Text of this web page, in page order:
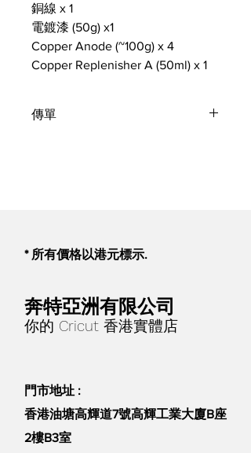
銅線 x 1
電鍍漆 (50g) x1
Copper Anode (~100g) x 4
Copper Replenisher A (50ml) x 1
(5L) x 1
傳單
* 所有價格以港元標示.
奔特亞洲有限公司
你的 Cricut 香港實體店
門市地址 :
香港油塘高輝道7號高輝工業大廈B座
2樓B3室